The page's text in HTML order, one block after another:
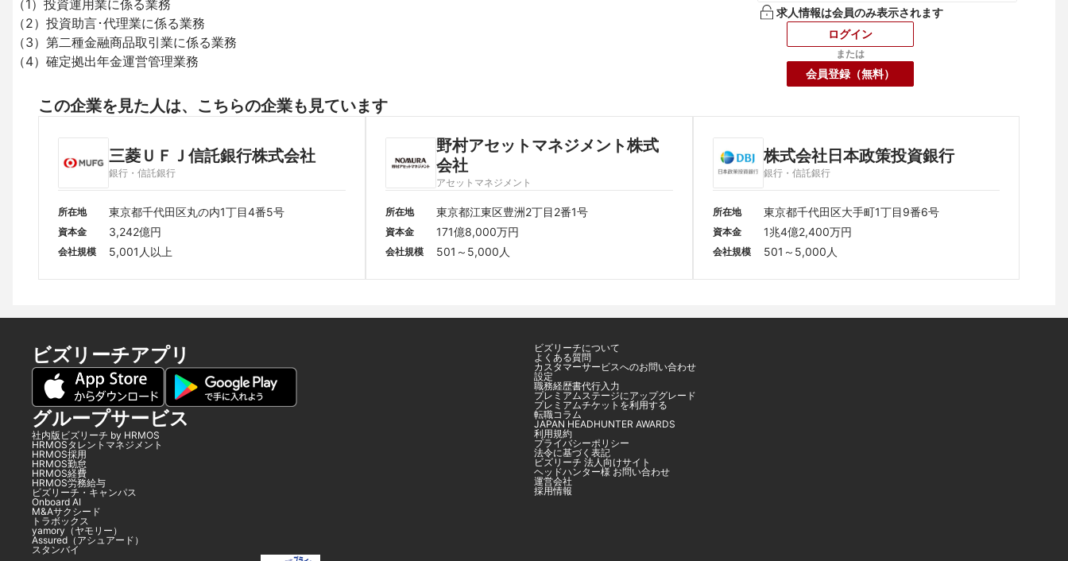
（1）投資運用業に係る業務
（2）投資助言･代理業に係る業務
（3）第二種金融商品取引業に係る業務
（4）確定拠出年金運営管理業務
求人情報は会員のみ表示されます
ログイン
または
会員登録（無料）
この企業を見た人は、こちらの企業も見ています
三菱ＵＦＪ信託銀行株式会社
銀行・信託銀行
所在地 東京都千代田区丸の内1丁目4番5号
資本金 3,242億円
会社規模 5,001人以上
野村アセットマネジメント株式
会社
アセットマネジメント
所在地 東京都江東区豊洲2丁目2番1号
資本金 171億8,000万円
会社規模 501～5,000人
株式会社日本政策投資銀行
銀行・信託銀行
所在地 東京都千代田区大手町1丁目9番6号
資本金 1兆4億2,400万円
会社規模 501～5,000人
ビズリーチアプリ
グループサービス
社内版ビズリーチ by HRMOS
HRMOSタレントマネジメント
HRMOS採用
HRMOS勤怠
HRMOS経費
HRMOS労務給与
ビズリーチ・キャンパス
Onboard AI
M&Aサクシード
トラボックス
yamory（ヤモリー）
Assured（アシュアード）
スタンバイ
ビズリーチについて
よくある質問
カスタマーサービスへのお問い合わせ
設定
職務経歴書代行入力
プレミアムステージにアップグレード
プレミアムチケットを利用する
転職コラム
JAPAN HEADHUNTER AWARDS
利用規約
プライバシーポリシー
法令に基づく表記
ビズリーチ 法人向けサイト
ヘッドハンター様 お問い合わせ
運営会社
採用情報